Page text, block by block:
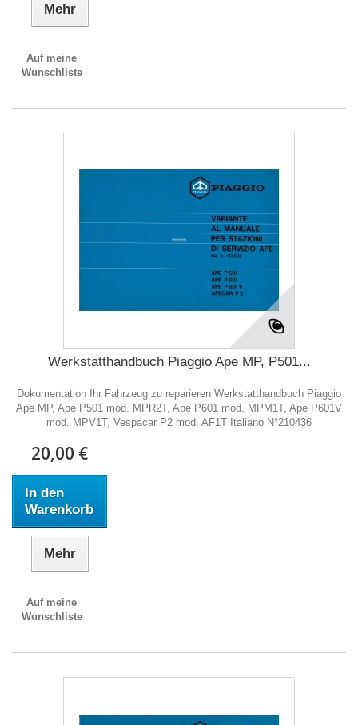
Mehr
Auf meine
Wunschliste
Werkstatthandbuch Piaggio Ape MP, P501...
Dokumentation Ihr Fahrzeug zu reparieren Werkstatthandbuch Piaggio
Ape MP, Ape P501 mod. MPR2T, Ape P601 mod. MPM1T, Ape P601V
mod. MPV1T, Vespacar P2 mod. AF1T Italiano N°210436
20,00 €
In den
Warenkorb
Mehr
Auf meine
Wunschliste